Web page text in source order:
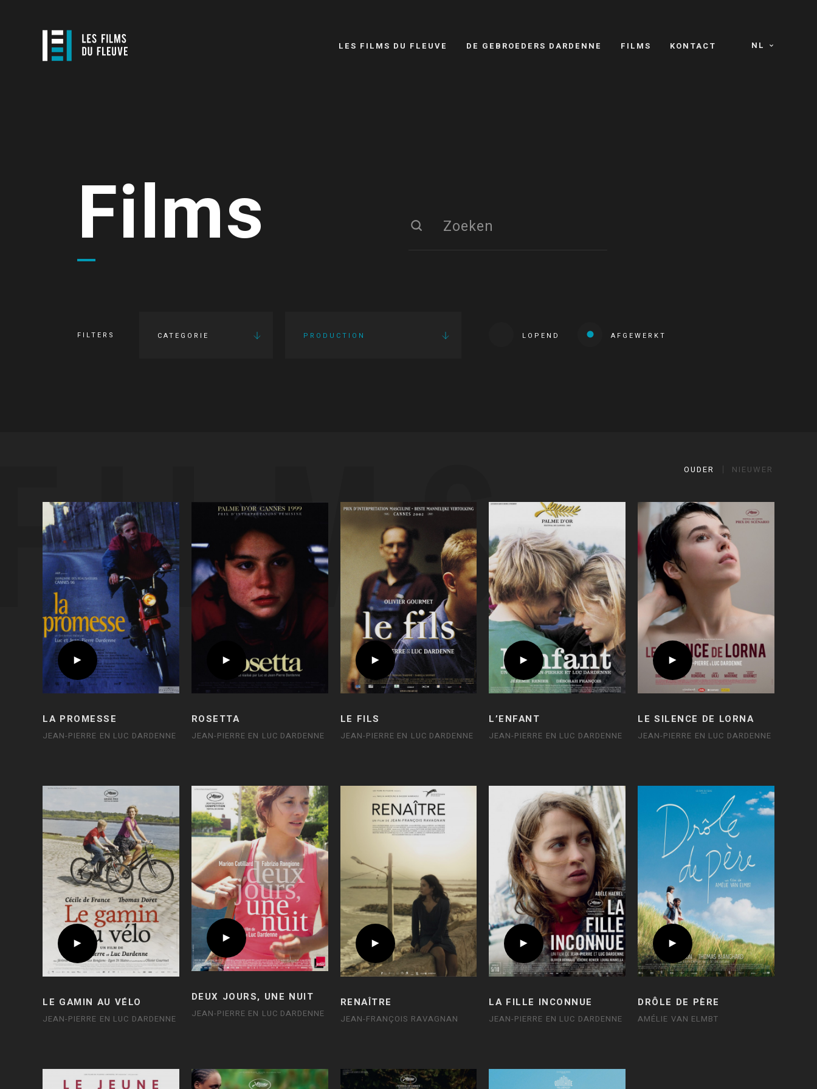
NL
LES FILMS DU FLEUVE DE GEBROEDERS DARDENNE FILMS KONTACT
Films
FILTERS CATEGORIE PRODUCTION LOPEND AFGEWERKT
OUDER NIEUWER
LA PROMESSE
JEAN-PIERRE EN LUC DARDENNE
ROSETTA
JEAN-PIERRE EN LUC DARDENNE
LE FILS
JEAN-PIERRE EN LUC DARDENNE
L’ENFANT
JEAN-PIERRE EN LUC DARDENNE
LE SILENCE DE LORNA
JEAN-PIERRE EN LUC DARDENNE
LE GAMIN AU VÉLO
JEAN-PIERRE EN LUC DARDENNE
DEUX JOURS, UNE NUIT
JEAN-PIERRE EN LUC DARDENNE
RENAÎTRE
JEAN-FRANÇOIS RAVAGNAN
LA FILLE INCONNUE
JEAN-PIERRE EN LUC DARDENNE
DRÔLE DE PÈRE
AMÉLIE VAN ELMBT